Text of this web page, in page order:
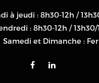
à jeudi : 8h30-12h /
: 8h30-12h / 13h30/
Samedi et Dimanche :